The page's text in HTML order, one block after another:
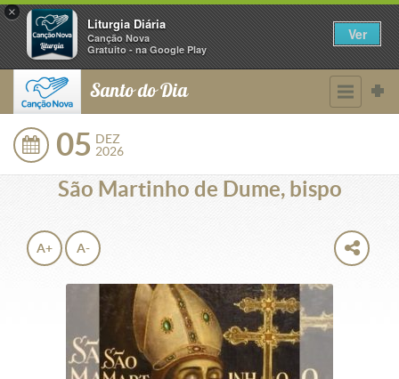
×
Liturgia Diária
Canção Nova
Gratuito - na Google Play
Ver
Santo do Dia
05 DEZ
2026
São Martinho de Dume, bispo
A+ A-